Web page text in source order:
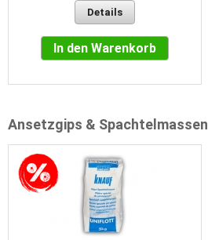
Details
In den Warenkorb
Ansetzgips & Spachtelmassen